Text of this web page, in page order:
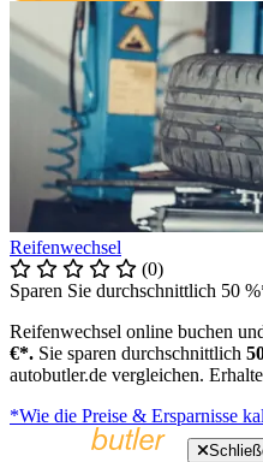
Reifenwechsel
(0)
Sparen Sie durchschnittlich 50
Reifenwechsel online buchen
€*. Sie sparen durchschnittlich
autobutler.de vergleichen.
*Wie die Preise & Ersparnisse